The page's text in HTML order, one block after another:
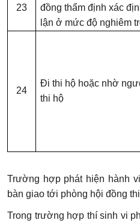
23
đồng thẩm định xác
lận ở mức độ nghiêm
24
Đi thi hộ hoặc nhờ
thi hộ
Trường hợp phát hiện hành
bàn giao tới phòng hội đồng
Trong trường hợp thí sinh vi